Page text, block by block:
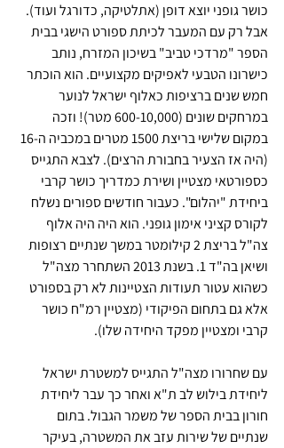
כושר גופני יוצא דופן (אתלטיקה, כדורגל ועוד).
אבל רק עם המעבר לכיתת ספורט הישגי בבית
הספר "מרדכי טביב" בשיכון המזרח, נותב
כישרונו הטבעי לאפיקים מקצועיים. הוא הוכתר
חמש שנים ברציפות כאלוף ישראל לנוער
במרחקים שונים (600-10,000 מטר)! וזכה
(היה אז הצעיר בחבורת הרצים). לצבא התגייס
כספורטאי מצטיין ושירת כמדריך כושר קרבי
ביחידת "יהלום". כעבור חודשים ספורים נשלח
לקורס קציני אימון גופני. הוא היה היה אלוף
צה"ל בריצת 2 קילומטר במשך שנתיים רצופות
ושיאן בה"ד 1. בשנת 2013 השתחרר מצה"ל
כשהוא עטור תעודות הצטיינות לא רק בספורט
אלא גם בתחום הפיקודי (מצטיין רמ"ח כושר
קרבי ומצטיין מפקד היחידה שלו).
עם שחרורו מצה"ל התגייס למשטרת ישראל
ליחידת בילוש לב ת"א ואחר כך עבר ליחידת
חורון בבית הספר של משמר הגבול. בתום
שנתיים של שירות עזב את המשטרה, בעיקר